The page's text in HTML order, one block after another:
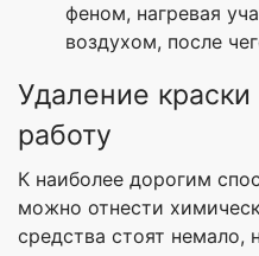
феном, нагревая
воздухом, после
Удаление
работу
К наиболее дорогим
можно отнести
средства стоят немало,